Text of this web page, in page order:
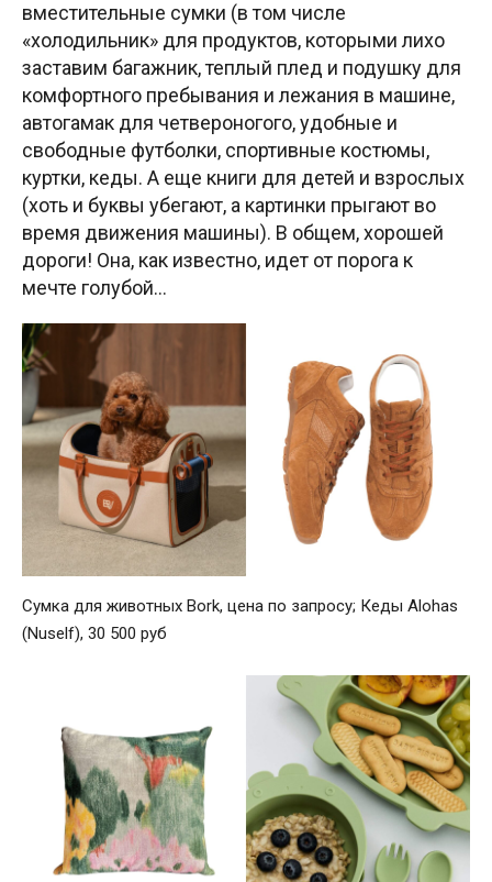
вместительные сумки (в том числе
«холодильник» для продуктов, которыми лихо
заставим багажник, теплый плед и подушку для
комфортного пребывания и лежания в машине,
автогамак для четвероногого, удобные и
свободные футболки, спортивные костюмы,
куртки, кеды. А еще книги для детей и взрослых
(хоть и буквы убегают, а картинки прыгают во
время движения машины). В общем, хорошей
дороги! Она, как известно, идет от порога к
мечте голубой…
Сумка для животных Bork, цена по запросу; Кеды Alohas
(Nuself), 30 500 руб